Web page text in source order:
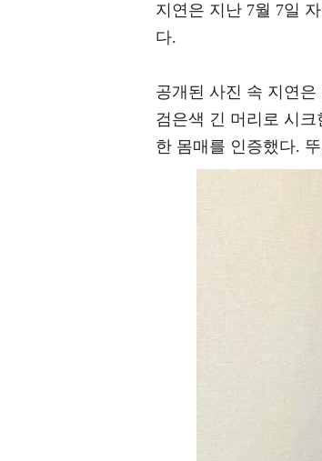
지연은 지난 7월 7일
다.
공개된 사진 속 지연
검은색 긴 머리로 시
한 몸매를 인증했다.